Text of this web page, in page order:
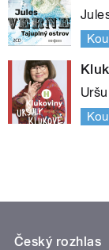
Český rozhlas